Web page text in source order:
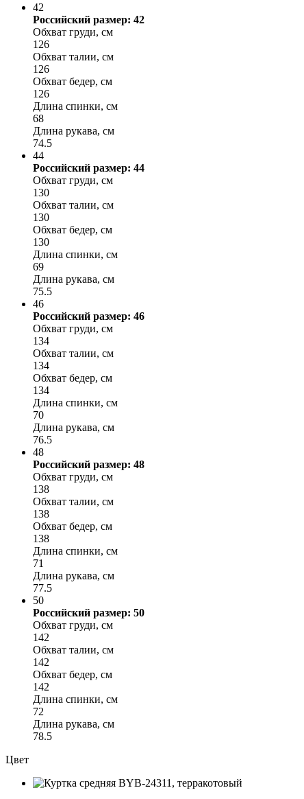
42
Российский размер: 42
Обхват груди, см
126
Обхват талии, см
126
Обхват бедер, см
126
Длина спинки, см
68
Длина рукава, см
74.5
44
Российский размер: 44
Обхват груди, см
130
Обхват талии, см
130
Обхват бедер, см
130
Длина спинки, см
69
Длина рукава, см
75.5
46
Российский размер: 46
Обхват груди, см
134
Обхват талии, см
134
Обхват бедер, см
134
Длина спинки, см
70
Длина рукава, см
76.5
48
Российский размер: 48
Обхват груди, см
138
Обхват талии, см
138
Обхват бедер, см
138
Длина спинки, см
71
Длина рукава, см
77.5
50
Российский размер: 50
Обхват груди, см
142
Обхват талии, см
142
Обхват бедер, см
142
Длина спинки, см
72
Длина рукава, см
78.5
Цвет